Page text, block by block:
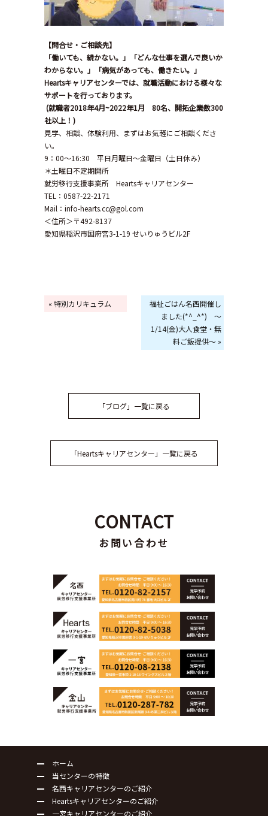
【問合せ・ご相談先】
「働いても、続かない。」「どんな仕事を選んで良いか
わからない。」「病気があっても、働きたい。」
Heartsキャリアセンターでは、就職活動における様々な
サポートを行っております。
(就職者2018年4月~2022年1月 80名、開拓企業数300
社以上！ )
見学、相談、体験利用、まずはお気軽にご相談くださ
い。
9：00～16:30 平日月曜日～金曜日（土日休み）
＊土曜日不定期開所
就労移行支援事業所 Heartsキャリアセンター
TEL：0587-22-2171
Mail：info-hearts.cc@gol.com
＜住所＞〒492-8137
愛知県稲沢市国府宮3-1-19 せいりゅうビル2F
« 特別カリキュラム
福祉ごはん名西開催し
ました(*^_^*) ～
1/14(金)大人食堂・無
料ご飯提供～ »
「ブログ」一覧に戻る
「Heartsキャリアセンター」一覧に戻る
CONTACT
お問い合わせ
ホーム
当センターの特徴
名西キャリアセンターのご紹介
Heartsキャリアセンターのご紹介
一宮キャリアセンターのご紹介